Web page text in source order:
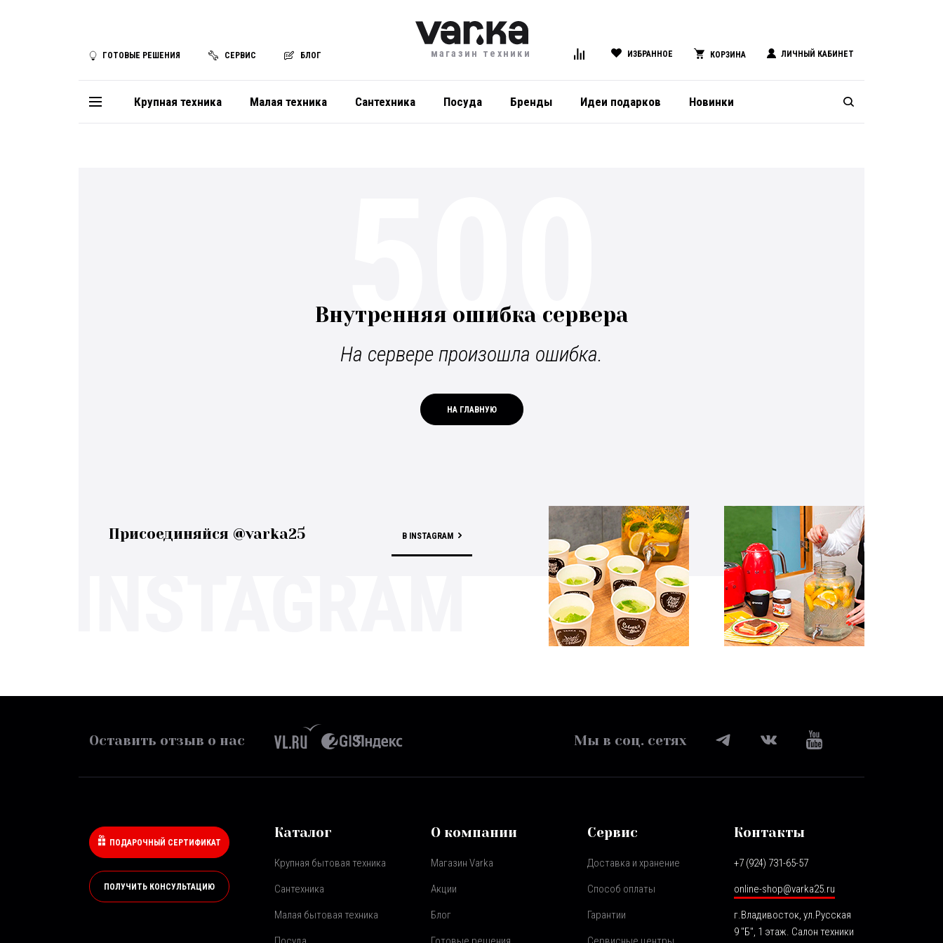
ГОТОВЫЕ РЕШЕНИЯ СЕРВИС БЛОГ магазин техники ИЗБРАННОЕ КОРЗИНА ЛИЧНЫЙ КАБИНЕТ
Крупная техника Малая техника Сантехника Посуда Бренды Идеи подарков Новинки
Внутренняя ошибка сервера
На сервере произошла ошибка.
НА ГЛАВНУЮ
500
Присоединяйся @varka25 В INSTAGRAM
Оставить отзыв о нас Мы в соц. сетях
ПОДАРОЧНЫЙ СЕРТИФИКАТ
ПОЛУЧИТЬ КОНСУЛЬТАЦИЮ
Каталог
Крупная бытовая техника
Сантехника
Малая бытовая техника
О компании
Магазин Varka
Акции
Блог
Сервис
Доставка и хранение
Способ оплаты
Гарантии
Контакты
+7 (924) 731-65-57
online-shop@varka25.ru
г.Владивосток, ул.Русская
9 "Б", 1 этаж. Салон техники